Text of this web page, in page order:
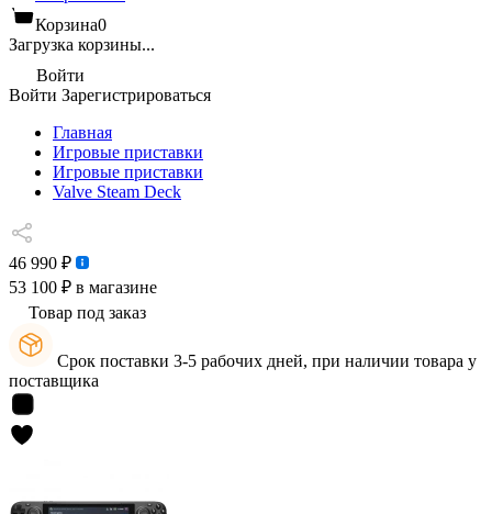
Корзина0
Загрузка корзины...
Войти
Войти Зарегистрироваться
Главная
Игровые приставки
Игровые приставки
Valve Steam Deck
46 990 ₽
53 100 ₽ в магазине
Товар под заказ
Срок поставки 3-5 рабочих дней, при наличии товара у
поставщика